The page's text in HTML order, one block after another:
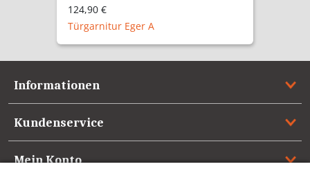
121,60 €
Zimmertürgarnitur Eger NM
Informationen
Kundenservice
Mein Konto